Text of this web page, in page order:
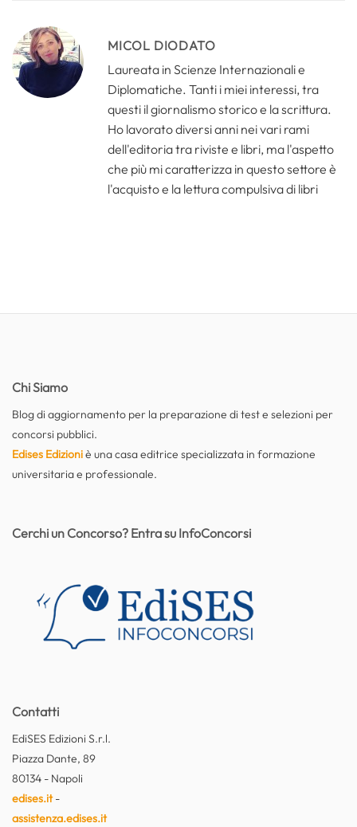
MICOL DIODATO
Laureata in Scienze Internazionali e
Diplomatiche. Tanti i miei interessi, tra
questi il giornalismo storico e la scrittura.
Ho lavorato diversi anni nei vari rami
dell'editoria tra riviste e libri, ma l'aspetto
che più mi caratterizza in questo settore è
l'acquisto e la lettura compulsiva di libri
Chi Siamo
Blog di aggiornamento per la preparazione di test e selezioni per
concorsi pubblici.
Edises Edizioniè una casa editrice specializzata in formazione
universitaria e professionale.
Contatti
EdiSES Edizioni S.r.l.
Piazza Dante, 89
80134 - Napoli
edises.it-
assistenza.edises.it
Cerchi un Concorso? Entra su InfoConcorsi